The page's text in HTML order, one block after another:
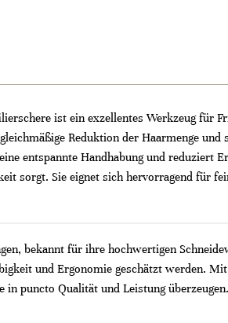
ist ein exzellentes Werkzeug für
Reduktion der Haarmenge
entspannte Handhabung und reduziert
sorgt. Sie eignet sich hervorragend für
bekannt für ihre hochwertigen
und Ergonomie geschätzt werden.
puncto Qualität und Leistung überzeugen.